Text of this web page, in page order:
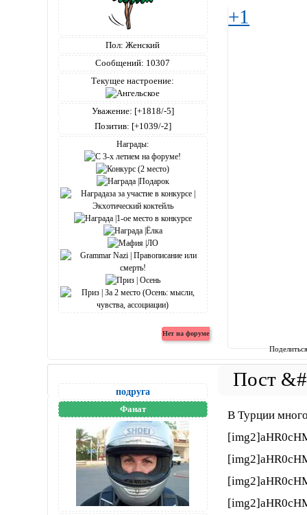
Пол: Женский
Сообщений: 10307
Текущее настроение:
Уважение: [+1818/-5]
Позитив: [+1039/-2]
Награды:
+1
подруга
Фанат
В Турции